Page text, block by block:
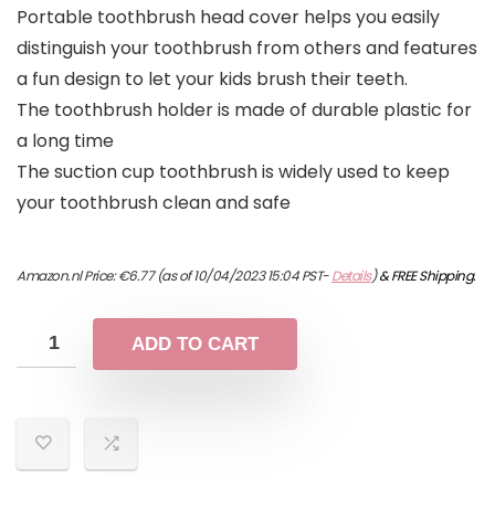
Portable toothbrush head cover helps you easily
distinguish your toothbrush from others and features
a fun design to let your kids brush their teeth.
The toothbrush holder is made of durable plastic for
a long time
The suction cup toothbrush is widely used to keep
your toothbrush clean and safe
Amazon.nl Price:€6.77(as of 10/04/2023 15:04 PST-Details)&FREE Shipping.
ADD TO CART